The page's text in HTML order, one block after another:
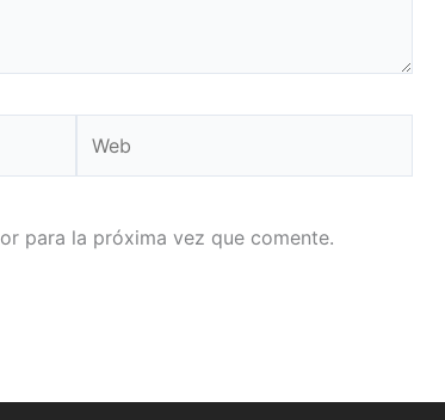
para la próxima vez que comente.